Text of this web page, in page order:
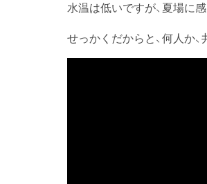
水温は低いですが、夏場に
せっかくだからと、何人か